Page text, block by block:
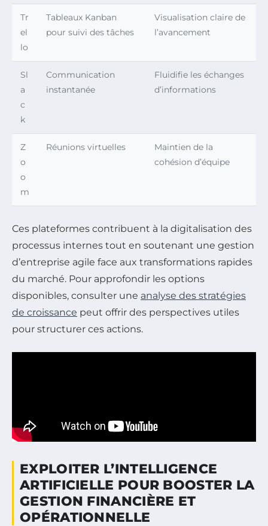
Tr
el
lo
Tableaux Kanban
pour suivi des tâches
Visualisation claire de
l’avancement
Sl
a
c
k
Communication
instantanée
Fluidifie les échanges
d’informations
Z
o
o
m
Réunions virtuelles
Maintien de la
cohésion d’équipe
Ces plateformes contribuent à la digitalisation des
processus internes tout en soutenant une gestion
d’entreprise agile face aux transformations rapides
du marché. Pour approfondir les options
disponibles, consulter une analyse des stratégies
de croissance peut offrir des perspectives utiles
pour structurer ces actions.
EXPLOITER L’INTELLIGENCE
ARTIFICIELLE POUR BOOSTER LA
GESTION FINANCIÈRE ET
OPÉRATIONNELLE